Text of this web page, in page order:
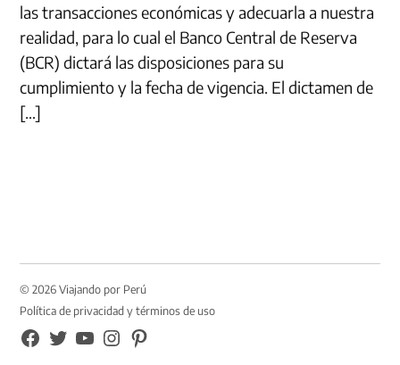
las transacciones económicas y adecuarla a nuestra
realidad, para lo cual el Banco Central de Reserva
(BCR) dictará las disposiciones para su
cumplimiento y la fecha de vigencia. El dictamen de
[…]
© 2026 Viajando por Perú
Política de privacidad y términos de uso
FB
TW YouTubeInstagramPinterest